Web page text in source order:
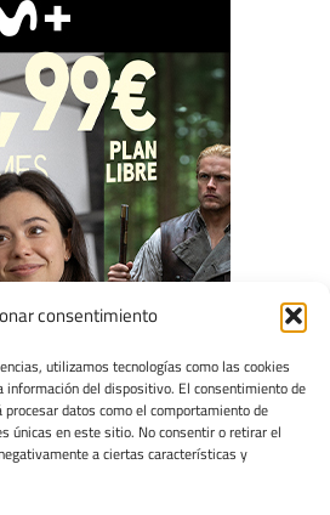
consentimiento
utilizamos tecnologías como las cookies
información del dispositivo. El consentimiento de
datos como el comportamiento de
únicas en este sitio. No consentir o retirar el
a ciertas características y